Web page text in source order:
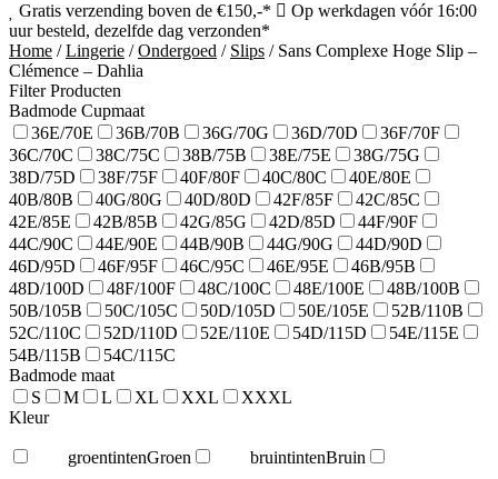
Gratis verzending boven de €150,-*
Op werkdagen vóór 16:00
uur besteld, dezelfde dag verzonden*
Home /Lingerie /Ondergoed / Slips / Sans Complexe Hoge Slip –
Clémence – Dahlia
Filter Producten
Badmode Cupmaat
36E/70E
36B/70B 36G/70G 36D/70D
36F/70F
36C/70C
38C/75C 38B/75B 38E/75E
38G/75G
38D/75D
38F/75F 40F/80F 40C/80C
40E/80E
40B/80B
40G/80G 40D/80D 42F/85F
42C/85C
42E/85E
42B/85B 42G/85G 42D/85D
44F/90F
44C/90C
44E/90E 44B/90B 44G/90G
44D/90D
46D/95D
46F/95F 46C/95C 46E/95E
46B/95B
48D/100D
48F/100F 48C/100C 48E/100E
48B/100B
50B/105B
50C/105C 50D/105D 50E/105E
52B/110B
52C/110C
52D/110D 52E/110E 54D/115D
54E/115E
54B/115B
54C/115C
Badmode maat
S
M L XL XXL
XXXL
Kleur
groentintenGroen bruintintenBruin